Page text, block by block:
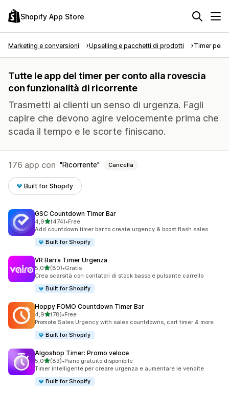
Shopify App Store
Marketing e conversioni Upselling e pacchetti di prodotti Timer per
Tutte le app del timer per conto alla rovescia
con funzionalità di ricorrente
Trasmetti ai clienti un senso di urgenza. Fagli
capire che devono agire velocemente prima che
scada il tempo e le scorte finiscano.
176 app con Ricorrente Cancella
Built for Shopify
GSC Countdown Timer Bar
4,9stelle su 5
(474)
474 recensioni totali
•Free
Add countdown timer bar to create urgency & boost flash sales
Built for Shopify
VR Barra Timer Urgenza
5,0stelle su 5
(80)
80 recensioni totali
•Gratis
Crea scarsità con contatori di stock basso e pulsante carrello
Built for Shopify
Hoppy FOMO Countdown Timer Bar
4,9stelle su 5
(78)
78 recensioni totali
•Free
Promote Sales Urgency with sales countdowns, cart timer & more
Built for Shopify
Algoshop Timer: Promo veloce
5,0stelle su 5
(83)
83 recensioni totali
•Piano gratuito disponibile
Timer intelligente per creare urgenza e aumentare le vendite
Built for Shopify